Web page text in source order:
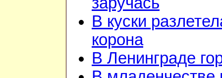
В куски
корона
В Ленинграде